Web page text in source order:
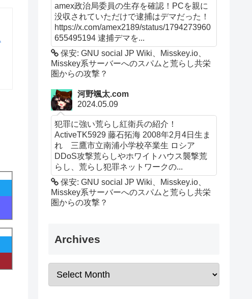
amex政治局委員の生存を確認！PCを親に
没収されていただけで逮捕はデマだった！
https://x.com/amex2189/status/1794273960
655495194 逮捕デマを...
保安: GNU social JP Wiki、Misskey.io、
Misskey系サーバーへのスパムと荒らし共栄
圏からの攻撃？
河野颯太.com
2024.05.09
犯罪に強い荒らし紅衛兵の紹介！
ActiveTK5929 藤石拓海 2008年2月4日生ま
れ 三鷹市立南浦小学校卒業生 ロシア
DDoS攻撃荒らしやホワイトハウス襲撃荒
らし、荒らし犯罪ネットワークの...
保安: GNU social JP Wiki、Misskey.io、
Misskey系サーバーへのスパムと荒らし共栄
圏からの攻撃？
Archives